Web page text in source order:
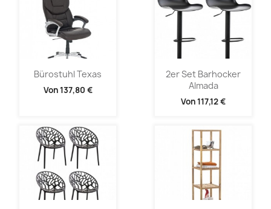
Bürostuhl Texas
Von137,80 €
2er Set Barhocker
Almada
Von117,12 €